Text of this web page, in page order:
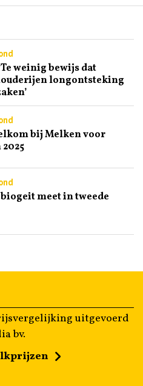
weinig bewijs dat
longontsteking
bij Melken voor
meet in tweede
uitgevoerd
bv.